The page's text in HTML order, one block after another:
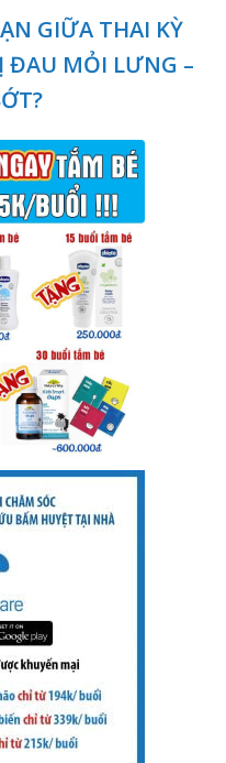
GIỮA THAI KỲ
ĐAU MỎI LƯNG –